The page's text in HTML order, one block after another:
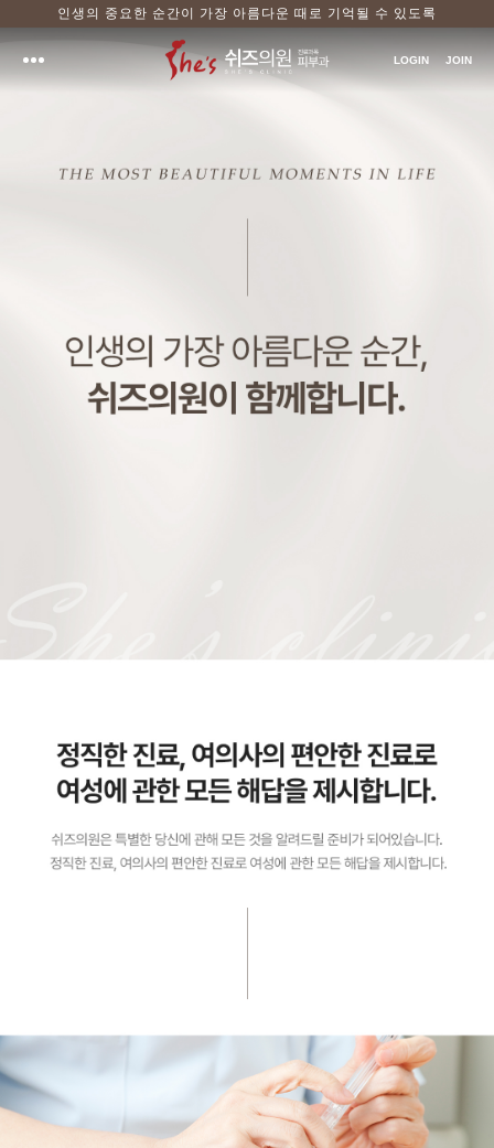
인생의 중요한 순간이 가장 아름다운 때로 기억될 수 있도록
LOGIN JOIN